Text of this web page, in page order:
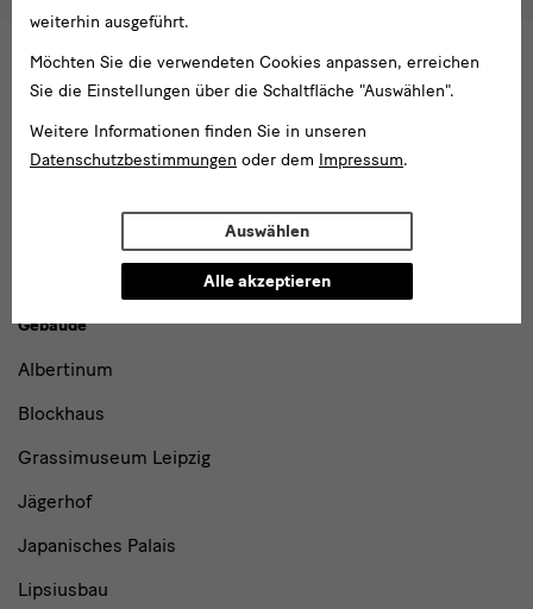
weiterhin ausgeführt.
Möchten Sie die verwendeten Cookies anpassen, erreichen
Sie die Einstellungen über die Schaltfläche "Auswählen".
Weitere Informationen finden Sie in unseren
Datenschutzbestimmungen oder dem Impressum.
Auswählen
Alle akzeptieren
Ich möchte gern folgende
Newsletterder Staatlichen Kunstsammlungen
Dresden
Newsletter
des Albertinum
Newsletter Tourismus
Kunstsammlungen
Dresden
Gebäude,
Museen
Institutionen
Gebäude
Albertinum
Blockhaus
Grassimuseum Leipzig
Jägerhof
Japanisches Palais
Lipsiusbau